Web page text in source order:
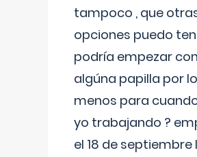
tampoco , que
opciones puedo
podría empezar con
algúna papilla por lo
menos para
yo trabajando ?
el 18 de septiembre